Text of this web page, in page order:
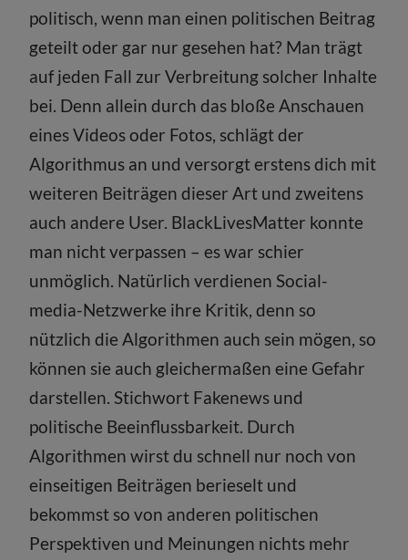
politisch, wenn man einen politischen Beitrag
geteilt oder gar nur gesehen hat? Man trägt
auf jeden Fall zur Verbreitung solcher Inhalte
bei. Denn allein durch das bloße Anschauen
eines Videos oder Fotos, schlägt der
Algorithmus an und versorgt erstens dich mit
weiteren Beiträgen dieser Art und zweitens
auch andere User. BlackLivesMatter konnte
man nicht verpassen – es war schier
unmöglich. Natürlich verdienen Social-
media-Netzwerke ihre Kritik, denn so
nützlich die Algorithmen auch sein mögen, so
können sie auch gleichermaßen eine Gefahr
darstellen. Stichwort Fakenews und
politische Beeinflussbarkeit. Durch
Algorithmen wirst du schnell nur noch von
einseitigen Beiträgen berieselt und
bekommst so von anderen politischen
Perspektiven und Meinungen nichts mehr